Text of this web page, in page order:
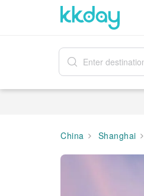
China Shanghai